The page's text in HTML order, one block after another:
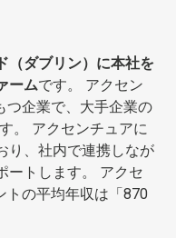
（ダブリン）に本社を
ームです。 アクセン
つ企業で、大手企業の
。 アクセンチュアに
り、社内で連携しなが
ートします。 アクセ
トの平均年収は「870